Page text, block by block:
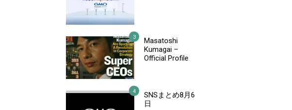
Masatoshi
Kumagai –
Official Profile
SNSまとめ8月6
日